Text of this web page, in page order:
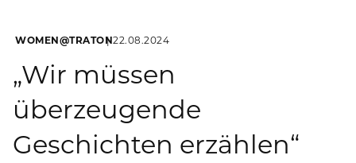
Zur Übersichtsseite: Unternehmen
Über uns
Investor Relations
Zur Übersichtsseite: Investor Relations
WOMEN@TRATON22.08.2024
„Wir müssen
überzeugende
Geschichten erzählen“